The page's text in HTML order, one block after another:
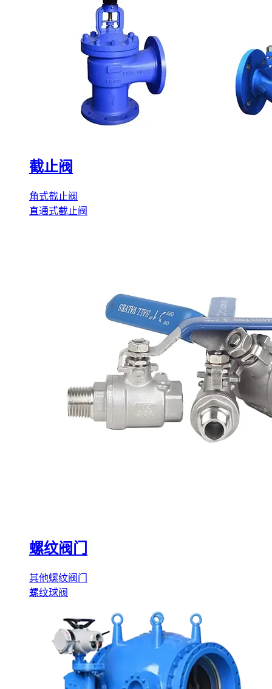
截止阀
角式截止阀
直通式截止阀
螺纹阀门
其他螺纹阀门
螺纹球阀